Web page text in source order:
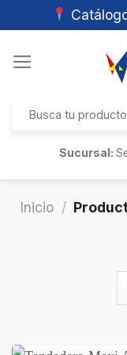
por:
Sucursal:
Inicio /